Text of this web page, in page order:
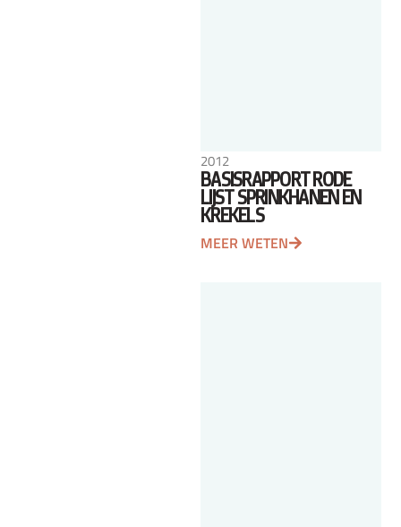
2012
BASISRAPPORT RODE
LIJST SPRINKHANEN EN
KREKELS
MEER WETEN